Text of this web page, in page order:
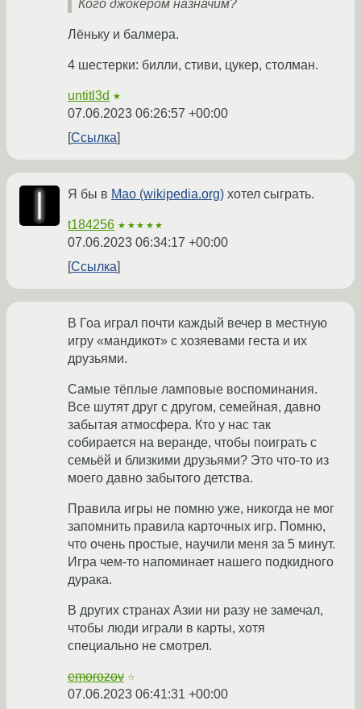
Кого джокером назначим?
Лёньку и балмера.
4 шестерки: билли, стиви, цукер, столман.
untitl3d ★
07.06.2023 06:26:57 +00:00
Ссылка
Я бы в Мао (wikipedia.org) хотел сыграть.
t184256 ★★★★★
07.06.2023 06:34:17 +00:00
Ссылка
В Гоа играл почти каждый вечер в местную
игру «мандикот» с хозяевами геста и их
друзьями.
Самые тёплые ламповые воспоминания.
Все шутят друг с другом, семейная, давно
забытая атмосфера. Кто у нас так
собирается на веранде, чтобы поиграть с
семьёй и близкими друзьями? Это что-то из
моего давно забытого детства.
Правила игры не помню уже, никогда не мог
запомнить правила карточных игр. Помню,
что очень простые, научили меня за 5 минут.
Игра чем-то напоминает нашего подкидного
дурака.
В других странах Азии ни разу не замечал,
чтобы люди играли в карты, хотя
специально не смотрел.
emorozov ☆
07.06.2023 06:41:31 +00:00